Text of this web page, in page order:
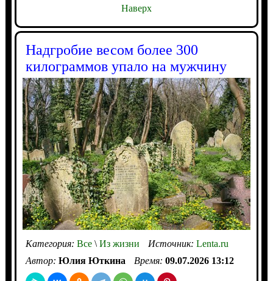
Наверх
Надгробие весом более 300
килограммов упало на мужчину
Категория: Все\Из жизни Источник: Lenta.ru
Автор: Юлия Юткина Время: 09.07.2026 13:12